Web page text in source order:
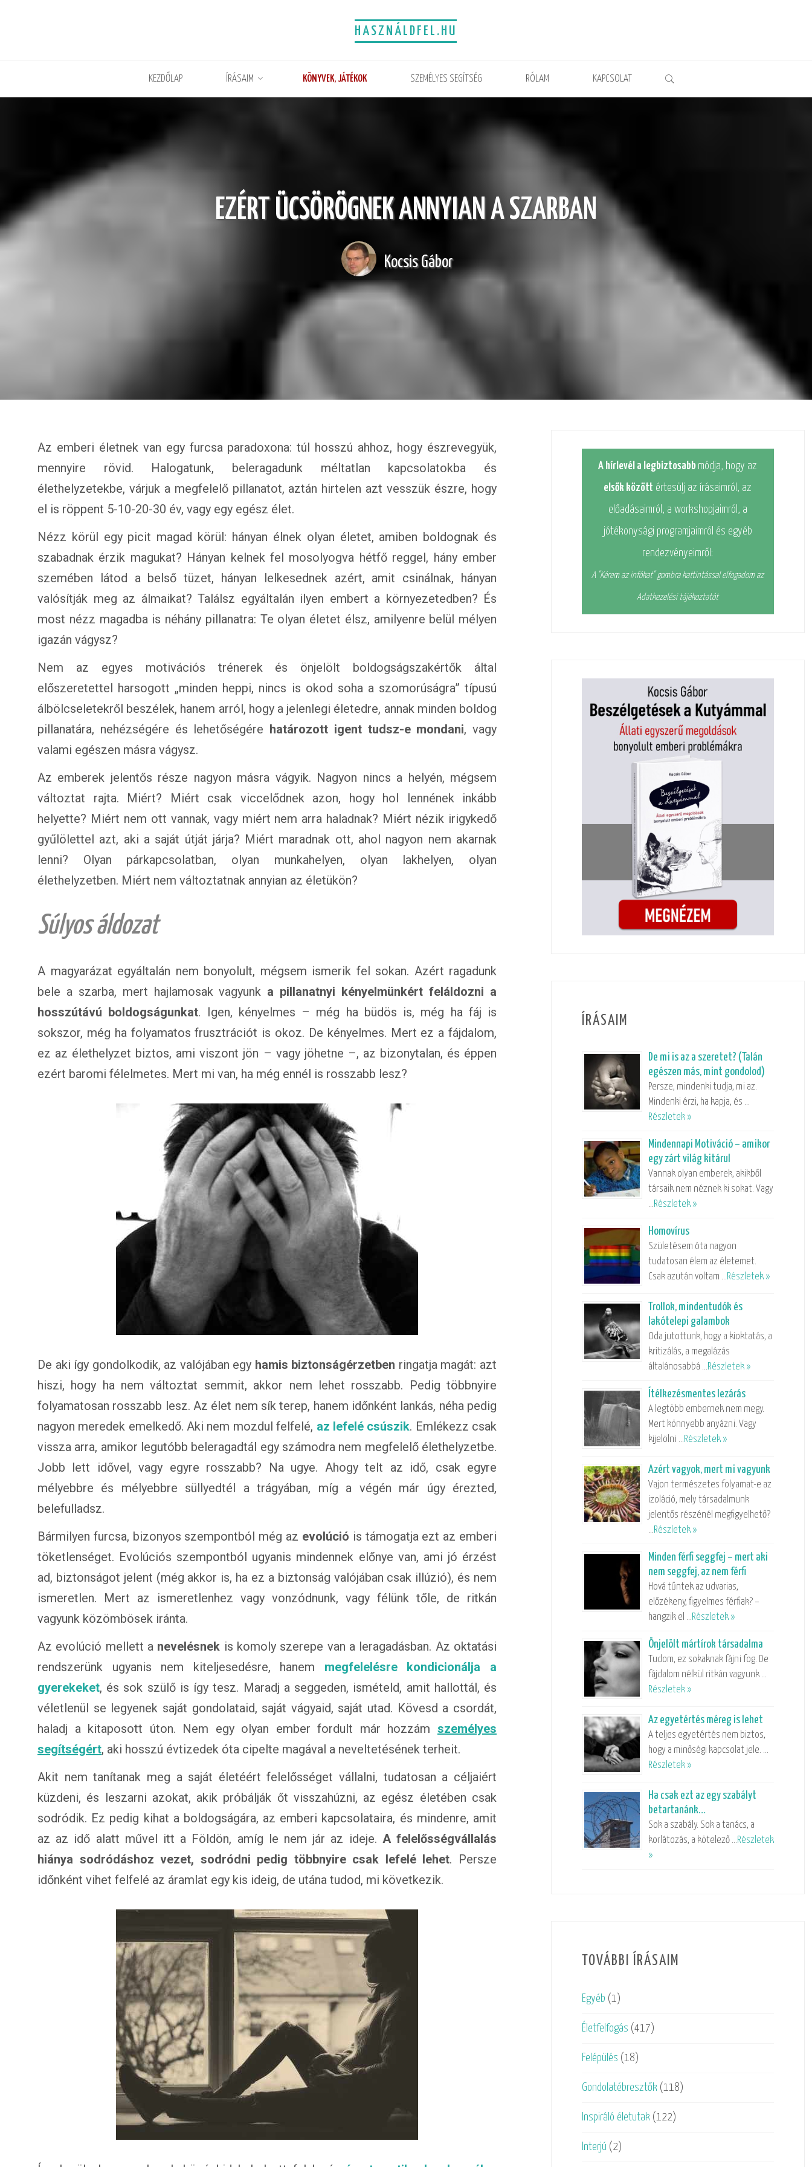
HASZNÁLDFEL.HU
KEZDŐLAP ÍRÁSAIM KÖNYVEK, JÁTÉKOK SZEMÉLYES SEGÍTSÉG RÓLAM KAPCSOLAT
EZÉRT ÜCSÖRÖGNEK ANNYIAN A SZARBAN
Kocsis Gábor
Az emberi életnek van egy furcsa paradoxona: túl hosszú ahhoz, hogy észrevegyük,
mennyire rövid. Halogatunk, beleragadunk méltatlan kapcsolatokba és
élethelyzetekbe, várjuk a megfelelő pillanatot, aztán hirtelen azt vesszük észre, hogy
el is röppent 5-10-20-30 év, vagy egy egész élet.
Nézz körül egy picit magad körül: hányan élnek olyan életet, amiben boldognak és
szabadnak érzik magukat? Hányan kelnek fel mosolyogva hétfő reggel, hány ember
szemében látod a belső tüzet, hányan lelkesednek azért, amit csinálnak, hányan
valósítják meg az álmaikat? Találsz egyáltalán ilyen embert a környezetedben? És
most nézz magadba is néhány pillanatra: Te olyan életet élsz, amilyenre belül mélyen
igazán vágysz?
Nem az egyes motivációs trénerek és önjelölt boldogságszakértők által
előszeretettel harsogott „minden heppi, nincs is okod soha a szomorúságra” típusú
álbölcseletekről beszélek, hanem arról, hogy a jelenlegi életedre, annak minden boldog
pillanatára, nehézségére és lehetőségére határozott igent tudsz-e mondani, vagy
valami egészen másra vágysz.
Az emberek jelentős része nagyon másra vágyik. Nagyon nincs a helyén, mégsem
változtat rajta. Miért? Miért csak viccelődnek azon, hogy hol lennének inkább
helyette? Miért nem ott vannak, vagy miért nem arra haladnak? Miért nézik irigykedő
gyűlölettel azt, aki a saját útját járja? Miért maradnak ott, ahol nagyon nem akarnak
lenni? Olyan párkapcsolatban, olyan munkahelyen, olyan lakhelyen, olyan
élethelyzetben. Miért nem változtatnak annyian az életükön?
Súlyos áldozat
A magyarázat egyáltalán nem bonyolult, mégsem ismerik fel sokan. Azért ragadunk
bele a szarba, mert hajlamosak vagyunk a pillanatnyi kényelmünkért feláldozni a
hosszútávú boldogságunkat. Igen, kényelmes – még ha büdös is, még ha fáj is
sokszor, még ha folyamatos frusztrációt is okoz. De kényelmes. Mert ez a fájdalom,
ez az élethelyzet biztos, ami viszont jön – vagy jöhetne –, az bizonytalan, és éppen
ezért baromi félelmetes. Mert mi van, ha még ennél is rosszabb lesz?
De aki így gondolkodik, az valójában egy hamis biztonságérzetben ringatja magát: azt
hiszi, hogy ha nem változtat semmit, akkor nem lehet rosszabb. Pedig többnyire
folyamatosan rosszabb lesz. Az élet nem sík terep, hanem időnként lankás, néha pedig
nagyon meredek emelkedő. Aki nem mozdul felfelé, az lefelé csúszik. Emlékezz csak
vissza arra, amikor legutóbb beleragadtál egy számodra nem megfelelő élethelyzetbe.
Jobb lett idővel, vagy egyre rosszabb? Na ugye. Ahogy telt az idő, csak egyre
mélyebbre és mélyebbre süllyedtél a trágyában, míg a végén már úgy érezted,
belefulladsz.
Bármilyen furcsa, bizonyos szempontból még az evolúció is támogatja ezt az emberi
töketlenséget. Evolúciós szempontból ugyanis mindennek előnye van, ami jó érzést
ad, biztonságot jelent (még akkor is, ha ez a biztonság valójában csak illúzió), és nem
ismeretlen. Mert az ismeretlenhez vagy vonzódnunk, vagy félünk tőle, de ritkán
vagyunk közömbösek iránta.
Az evolúció mellett a nevelésnek is komoly szerepe van a leragadásban. Az oktatási
rendszerünk ugyanis nem kiteljesedésre, hanem megfelelésre kondicionálja a
gyerekeket, és sok szülő is így tesz. Maradj a seggeden, ismételd, amit hallottál, és
véletlenül se legyenek saját gondolataid, saját vágyaid, saját utad. Kövesd a csordát,
haladj a kitaposott úton. Nem egy olyan ember fordult már hozzám személyes
segítségért, aki hosszú évtizedek óta cipelte magával a neveltetésének terheit.
Akit nem tanítanak meg a saját életéért felelősséget vállalni, tudatosan a céljaiért
küzdeni, és leszarni azokat, akik próbálják őt visszahúzni, az egész életében csak
sodródik. Ez pedig kihat a boldogságára, az emberi kapcsolataira, és mindenre, amit
az az idő alatt művel itt a Földön, amíg le nem jár az ideje. A felelősségvállalás
hiánya sodródáshoz vezet, sodródni pedig többnyire csak lefelé lehet. Persze
időnként vihet felfelé az áramlat egy kis ideig, de utána tudod, mi következik.
A hírlevél a legbiztosabb módja, hogy az
elsők között értesülj az írásaimról, az
előadásaimról, a workshopjaimról, a
jótékonysági programjaimról és egyéb
rendezvényeimről:
A "Kérem az infókat" gombra kattintással elfogadom az
Adatkezelési tájékoztatót
ÍRÁSAIM
De mi is az a szeretet? (Talán
egészen más, mint gondolod)
Persze, mindenki tudja, mi az.
Mindenki érzi, ha kapja, és …
Részletek »
Mindennapi Motiváció – amikor
egy zárt világ kitárul
Vannak olyan emberek, akikből
társaik nem néznek ki sokat. Vagy
…Részletek »
Homovírus
Születésem óta nagyon
tudatosan élem az életemet.
Csak azután voltam …Részletek »
Trollok, mindentudók és
lakótelepi galambok
Oda jutottunk, hogy a kioktatás, a
kritizálás, a megalázás
általánosabbá …Részletek »
Ítélkezésmentes lezárás
A legtöbb embernek nem megy.
Mert könnyebb anyázni. Vagy
kijelölni …Részletek »
Azért vagyok, mert mi vagyunk
Vajon természetes folyamat-e az
izoláció, mely társadalmunk
jelentős részénél megfigyelhető?
…Részletek »
Minden férfi seggfej – mert aki
nem seggfej, az nem férfi
Hová tűntek az udvarias,
előzékeny, figyelmes férfiak? –
hangzik el …Részletek »
Önjelölt mártírok társadalma
Tudom, ez sokaknak fájni fog. De
fájdalom nélkül ritkán vagyunk …
Részletek »
Az egyetértés méreg is lehet
A teljes egyetértés nem biztos,
hogy a minőségi kapcsolat jele. …
Részletek »
Ha csak ezt az egy szabályt
betartanánk…
Sok a szabály. Sok a tanács, a
korlátozás, a kötelező …Részletek
»
TOVÁBBI ÍRÁSAIM
Egyéb (1)
Életfelfogás (417)
Felépülés (18)
Gondolatébresztők (118)
Inspiráló életutak (122)
Interjú (2)